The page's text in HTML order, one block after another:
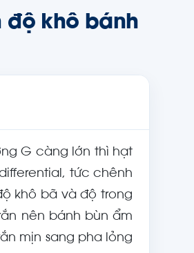
độ khô bánh
G càng lớn thì hạt
tức chênh
khô bã và độ trong
nên bánh bùn ẩm
mịn sang pha lỏng